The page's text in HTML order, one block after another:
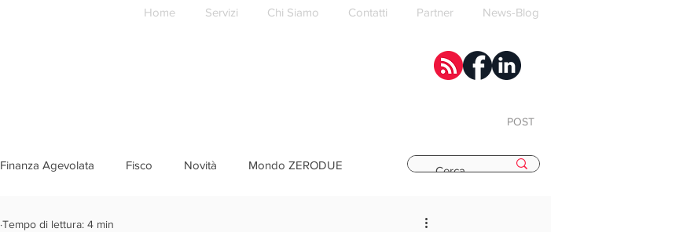
Home Servizi Chi Siamo Contatti Partner News-Blog
POST
Finanza Agevolata Fisco Novità Mondo ZERODUE
Tempo di lettura: 4 min